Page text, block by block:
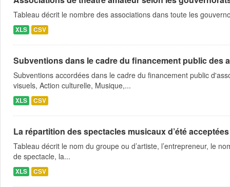
Tableau décrit le nombre des associations dans toute les
XLS CSV
Subventions dans le cadre du financement public des
Subventions accordées dans le cadre du financement public
visuels, Action culturelle, Musique,...
XLS CSV
La répartition des spectacles musicaux d’été
Tableau décrit le nom du groupe ou d’artiste, l’entrepreneur, le
de spectacle, la...
XLS CSV